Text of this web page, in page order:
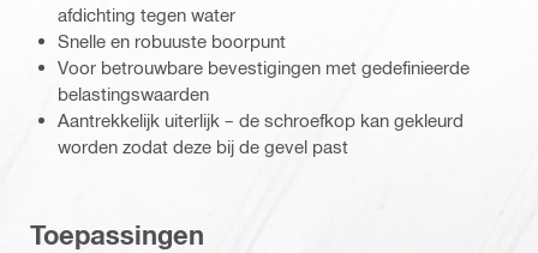
afdichting tegen water
Snelle en robuuste boorpunt
Voor betrouwbare bevestigingen met gedefinieerde
belastingswaarden
Aantrekkelijk uiterlijk – de schroefkop kan gekleurd
worden zodat deze bij de gevel past
Toepassingen